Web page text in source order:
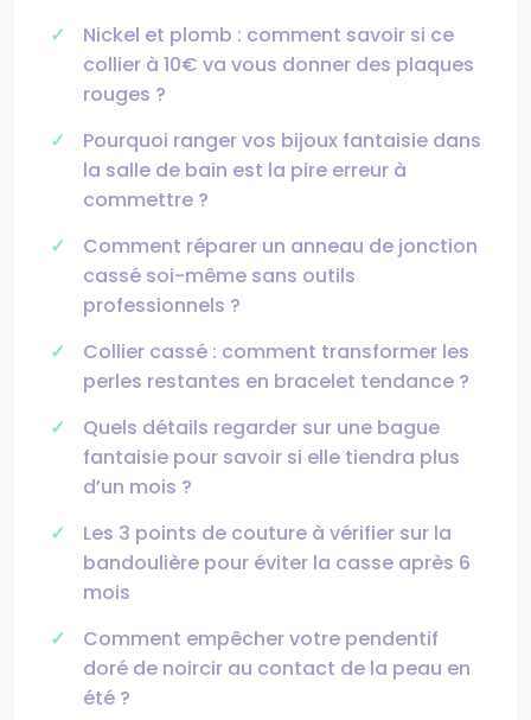
Nickel et plomb : comment savoir si ce
collier à 10€ va vous donner des plaques
rouges ?
Pourquoi ranger vos bijoux fantaisie dans
la salle de bain est la pire erreur à
commettre ?
Comment réparer un anneau de jonction
cassé soi-même sans outils
professionnels ?
Collier cassé : comment transformer les
perles restantes en bracelet tendance ?
Quels détails regarder sur une bague
fantaisie pour savoir si elle tiendra plus
d’un mois ?
Les 3 points de couture à vérifier sur la
bandoulière pour éviter la casse après 6
mois
Comment empêcher votre pendentif
doré de noircir au contact de la peau en
été ?